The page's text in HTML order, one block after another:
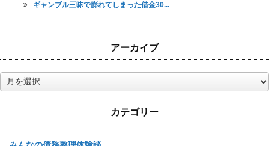
ギャンブル三昧で膨れてしまった借金30...
アーカイブ
ー
ブ
カテゴリー